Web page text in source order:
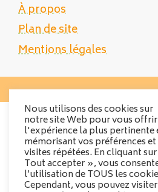
À propos
Plan de site
Mentions légales
Copyright 2025 Tente Trek -
Nous utilisons des cookies sur
notre site Web pour vous offrir
l'expérience la plus pertinente
mémorisant vos préférences
visites répétées. En cliquant
Tout accepter », vous
l’utilisation de TOUS les
Cependant, vous pouvez visiter